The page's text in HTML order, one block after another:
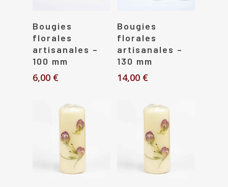
Bougies
florales
artisanales –
100 mm
6,00 €
Bougies
florales
artisanales –
130 mm
14,00 €